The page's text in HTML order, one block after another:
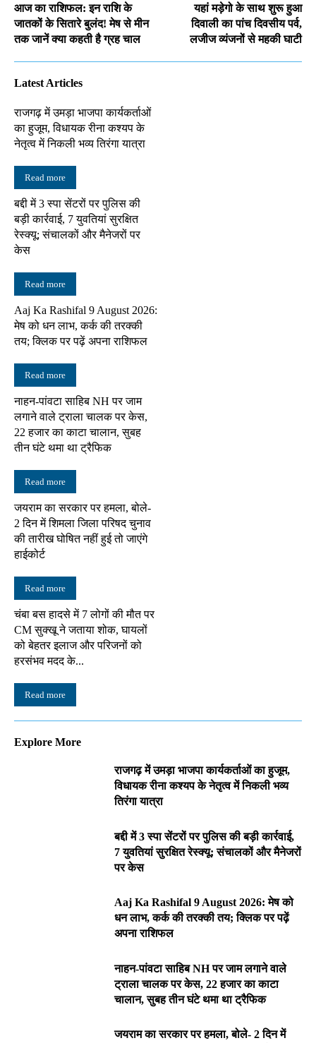
आज का राशिफल: इन राशि के
जातकों के सितारे बुलंद! मेष से मीन
तक जानें क्या कहती है ग्रह चाल
यहां मड़ेगो के साथ शुरू हुआ
दिवाली का पांच दिवसीय पर्व,
लजीज व्यंजनों से महकी घाटी
Latest Articles
राजगढ़ में उमड़ा भाजपा कार्यकर्ताओं
का हुजूम, विधायक रीना कश्यप के
नेतृत्व में निकली भव्य तिरंगा यात्रा
Read more
बद्दी में 3 स्पा सेंटरों पर पुलिस की
बड़ी कार्रवाई, 7 युवतियां सुरक्षित
रेस्क्यू; संचालकों और मैनेजरों पर
केस
Read more
Aaj Ka Rashifal 9 August 2026:
मेष को धन लाभ, कर्क की तरक्की
तय; क्लिक पर पढ़ें अपना राशिफल
Read more
नाहन-पांवटा साहिब NH पर जाम
लगाने वाले ट्राला चालक पर केस,
22 हजार का काटा चालान, सुबह
तीन घंटे थमा था ट्रैफिक
Read more
जयराम का सरकार पर हमला, बोले-
2 दिन में शिमला जिला परिषद चुनाव
की तारीख घोषित नहीं हुई तो जाएंगे
हाईकोर्ट
Read more
चंबा बस हादसे में 7 लोगों की मौत पर
CM सुक्खू ने जताया शोक, घायलों
को बेहतर इलाज और परिजनों को
हरसंभव मदद के...
Read more
Explore More
राजगढ़ में उमड़ा भाजपा कार्यकर्ताओं का हुजूम,
विधायक रीना कश्यप के नेतृत्व में निकली भव्य
तिरंगा यात्रा
बद्दी में 3 स्पा सेंटरों पर पुलिस की बड़ी कार्रवाई,
7 युवतियां सुरक्षित रेस्क्यू; संचालकों और मैनेजरों
पर केस
Aaj Ka Rashifal 9 August 2026: मेष को
धन लाभ, कर्क की तरक्की तय; क्लिक पर पढ़ें
अपना राशिफल
नाहन-पांवटा साहिब NH पर जाम लगाने वाले
ट्राला चालक पर केस, 22 हजार का काटा
चालान, सुबह तीन घंटे थमा था ट्रैफिक
जयराम का सरकार पर हमला, बोले- 2 दिन में